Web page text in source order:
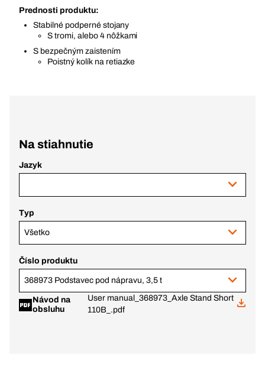
Prednosti produktu:
Stabilné podperné stojany
S tromi, alebo 4 nôžkami
S bezpečným zaistením
Poistný kolík na retiazke
Na stiahnutie
Jazyk
Typ
Všetko
Číslo produktu
368973 Podstavec pod nápravu, 3,5 t
Návod na
obsluhu
User manual_368973_Axle Stand Short
110B_.pdf